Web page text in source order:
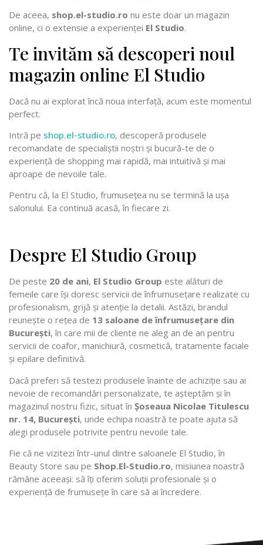
De aceea, shop.el-studio.ro nu este doar un magazin
online, ci o extensie a experienței El Studio.
Te invităm să descoperi noul
magazin online El Studio
Dacă nu ai explorat încă noua interfață, acum este momentul
perfect.
Intră pe shop.el-studio.ro, descoperă produsele
recomandate de specialiștii noștri și bucură-te de o
experiență de shopping mai rapidă, mai intuitivă și mai
aproape de nevoile tale.
Pentru că, la El Studio, frumusețea nu se termină la ușa
salonului. Ea continuă acasă, în fiecare zi.
Despre El Studio Group
De peste 20 de ani, El Studio Group este alături de
femeile care își doresc servicii de înfrumusețare realizate cu
profesionalism, grijă și atenție la detalii. Astăzi, brandul
reunește o rețea de 13 saloane de înfrumusețare din
București, în care mii de cliente ne aleg an de an pentru
servicii de coafor, manichiură, cosmetică, tratamente faciale
și epilare definitivă.
Dacă preferi să testezi produsele înainte de achiziție sau ai
nevoie de recomandări personalizate, te așteptăm și în
magazinul nostru fizic, situat în Șoseaua Nicolae Titulescu
nr. 14, București, unde echipa noastră te poate ajuta să
alegi produsele potrivite pentru nevoile tale.
Fie că ne vizitezi într-unul dintre saloanele El Studio, în
Beauty Store sau pe Shop.El-Studio.ro, misiunea noastră
rămâne aceeași: să îți oferim soluții profesionale și o
experiență de frumusețe în care să ai încredere.